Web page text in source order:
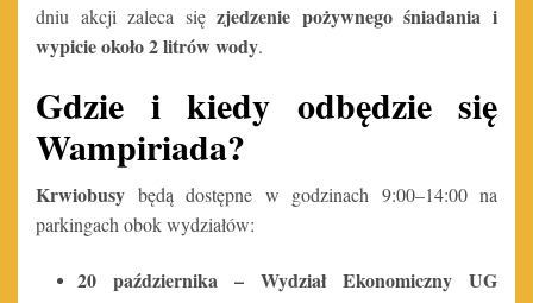
dniu akcji zaleca sięzjedzenie pożywnego śniadania i
wypicie około 2 litrów wody.
Gdzie i kiedy odbędzie się
Wampiriada?
Krwiobusy będą dostępne w godzinach 9:00–14:00 na
parkingach obok wydziałów:
20 października – Wydział Ekonomiczny UG